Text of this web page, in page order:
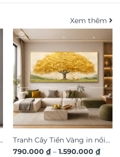
Xem thêm
Tranh Cây Tiền Vàng in nổi
3D dát vàng ánh kim sang
790.000 ₫ – 1.590.000 ₫